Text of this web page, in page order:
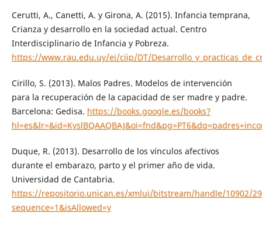
Cerutti, A., Canetti, A. y Girona, A. (2015). Infancia temprana,
Crianza y desarrollo en la sociedad actual. Centro
Interdisciplinario de Infancia y Pobreza.
https://www.rau.edu.uy/ei/ciip/DT/
Cirillo, S. (2013). Malos Padres. Modelos de intervención
para la recuperación de la capacidad de ser madre y padre.
Barcelona: Gedisa. https://books.google.es/books?
Duque, R. (2013). Desarrollo de los vínculos afectivos
durante el embarazo, parto y el primer año de vida.
Universidad de Cantabria.
https://repositorio.unican.es/xmlui/bitstream/handle/10902/
sequence=1&isAllowed=y